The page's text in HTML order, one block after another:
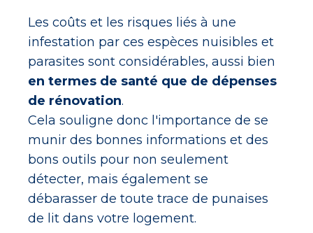
Les coûts et les risques liés à une
infestation par ces espèces nuisibles et
parasites sont considérables, aussi bien
en termes de santé que de dépenses
de rénovation.
Cela souligne donc l'importance de se
munir des bonnes informations et des
bons outils pour non seulement
détecter, mais également se
débarasser de toute trace de punaises
de lit dans votre logement.